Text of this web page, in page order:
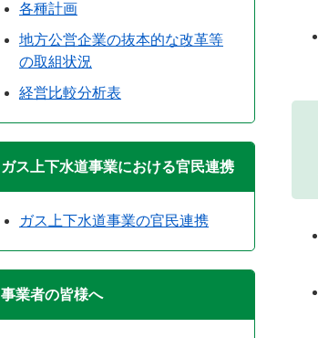
各種計画
地方公営企業の抜本的な改革等
の取組状況
経営比較分析表
ガス上下水道事業における官民連携
ガス上下水道事業の官民連携
事業者の皆様へ